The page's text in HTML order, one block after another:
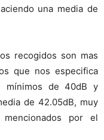
una media de
recogidos son mas
que nos especifica
mínimos de 40dB y
de 42.05dB, muy
por el